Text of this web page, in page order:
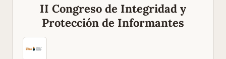
II Congreso de Integridad y
Protección de Informantes